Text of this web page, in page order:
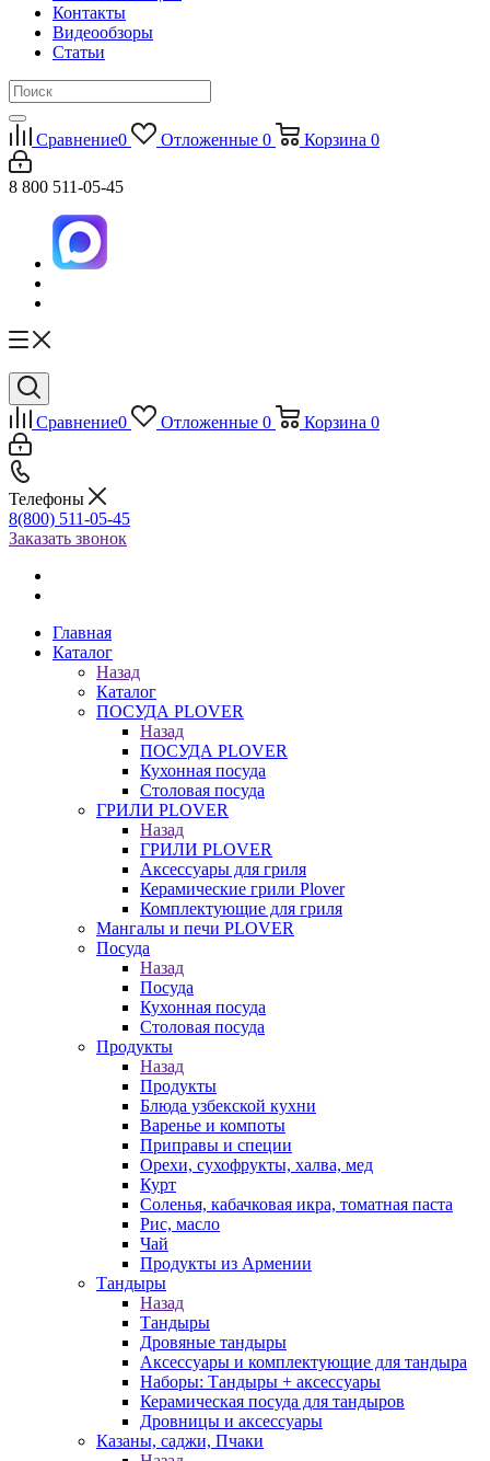
Контакты
Видеообзоры
Статьи
Сравнение0 Отложенные 0 Корзина 0
8 800 511-05-45
Сравнение0 Отложенные 0 Корзина 0
Телефоны
8(800) 511-05-45
Заказать звонок
Главная
Каталог
Назад
Каталог
ПОСУДА PLOVER
Назад
ПОСУДА PLOVER
Кухонная посуда
Столовая посуда
ГРИЛИ PLOVER
Назад
ГРИЛИ PLOVER
Аксессуары для гриля
Керамические грили Plover
Комплектующие для гриля
Мангалы и печи PLOVER
Посуда
Назад
Посуда
Кухонная посуда
Столовая посуда
Продукты
Назад
Продукты
Блюда узбекской кухни
Варенье и компоты
Приправы и специи
Орехи, сухофрукты, халва, мед
Курт
Соленья, кабачковая икра, томатная паста
Рис, масло
Чай
Продукты из Армении
Тандыры
Назад
Тандыры
Дровяные тандыры
Аксессуары и комплектующие для тандыра
Наборы: Тандыры + аксессуары
Керамическая посуда для тандыров
Дровницы и аксессуары
Казаны, саджи, Пчаки